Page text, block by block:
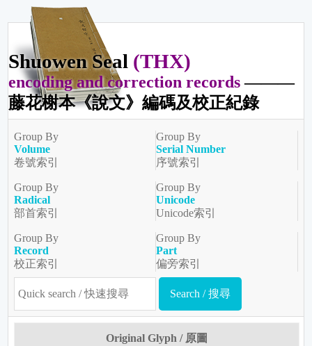
Shuowen Seal (THX)
encoding and correction records ———
藤花榭本《說文》編碼及校正紀錄
Group By
Volume
卷號索引
Group By
Serial Number
序號索引
Group By
Radical
部首索引
Group By
Unicode
Unicode索引
Group By
Record
校正索引
Group By
Part
偏旁索引
Original Glyph / 原圖